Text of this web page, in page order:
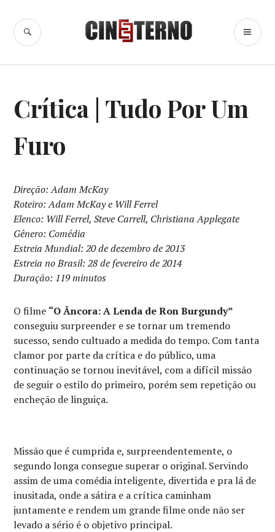
para
conteúdo
Cine Eterno
BUSCA
CRÍTICA
CINEMATOGRÁFICA
Crítica | Tudo Por Um
Furo
Direção: Adam McKay
Roteiro: Adam McKay e Will Ferrel
Elenco: Will Ferrel, Steve Carrell, Christiana Applegate
Gênero: Comédia
Estreia Mundial: 20 de dezembro de 2013
Estreia no Brasil: 28 de fevereiro de 2014
Duração: 119 minutos
O filme “O Âncora: A Lenda de Ron Burgundy”
conseguiu surpreender e se tornar um tremendo
sucesso, sendo cultuado a medida do tempo. Com tanta
clamor por parte da crítica e do público, uma
continuação se tornou inevitável, com a difícil missão
de seguir o estilo do primeiro, porém sem repetição ou
encheção de linguiça.
Missão que é cumprida e, surpreendentemente, o
segundo longa consegue superar o original. Servindo
assim de uma comédia inteligente, divertida e pra lá de
inusitada, onde a sátira e a crítica caminham
juntamente e rendem um grande filme onde não ser
levado a sério é o objetivo principal.